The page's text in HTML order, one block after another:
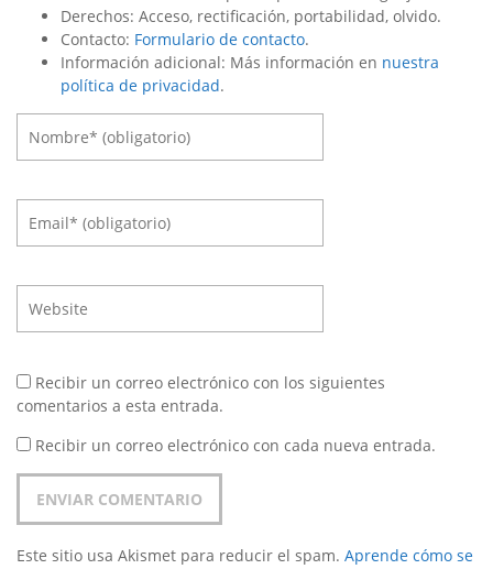
Derechos: Acceso, rectificación, portabilidad, olvido.
Contacto: Formulario de contacto.
Información adicional: Más información en nuestra
política de privacidad.
Recibir un correo electrónico con los siguientes
comentarios a esta entrada.
Recibir un correo electrónico con cada nueva entrada.
Este sitio usa Akismet para reducir el spam. Aprende cómo se